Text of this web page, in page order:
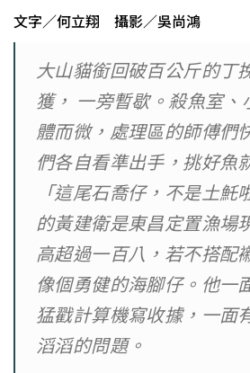
文字／何立翔 攝影／吳尚鴻
大山貓銜回破百公斤的
獲， 一旁暫歇。殺魚室
體而微，處理區的師傅
們各自看準出手，挑好魚
「這尾石喬仔，不是土
的黃建衛是東昌定置漁
高超過一百八，若不搭
像個勇健的海腳仔。他一
猛戳計算機寫收據，一
滔滔的問題。